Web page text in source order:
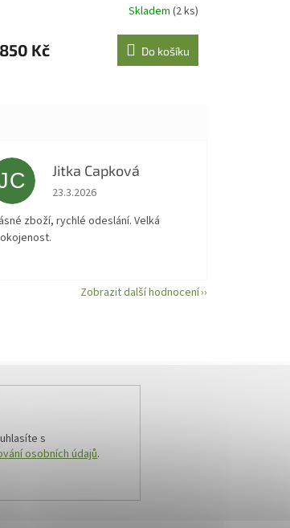
A
Skladem (2 ks)
Kč Do košíku
Jitka Capková
Hodnocení obchodu je 5 z 5 hvězdiček.
23.3.2026
zboží, rychlé odeslání. Velká
Zobrazit další hodnocení
s
osobních údajů.